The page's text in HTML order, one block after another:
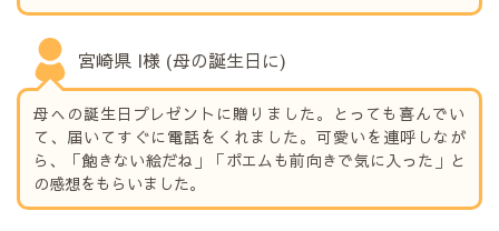
宮崎県 I様 (母の誕生日に)
母への誕生日プレゼントに贈りました。とっても喜んでい
て、届いてすぐに電話をくれました。可愛いを連呼しなが
ら、「飽きない絵だね」「ポエムも前向きで気に入った」と
の感想をもらいました。